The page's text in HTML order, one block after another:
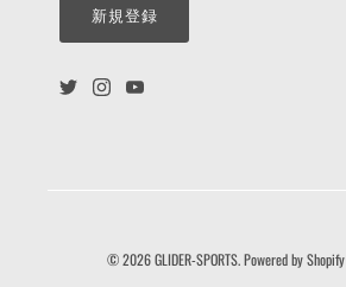
新規登録
© 2026GLIDER-SPORTS.Powered by Shopify